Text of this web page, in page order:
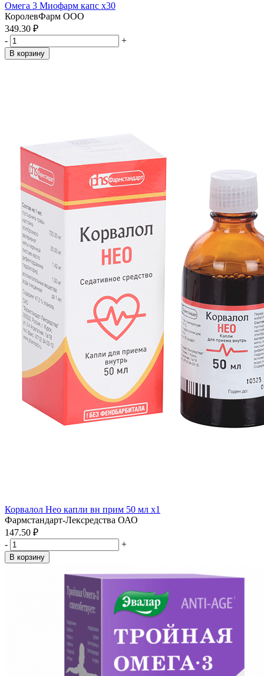
Омега 3 Миофарм капс x30
КоролевФарм ООО
349.30 ₽
-
+
В корзину
Корвалол Нео капли вн прим 50 мл x1
Фармстандарт-Лексредства ОАО
147.50 ₽
-
+
В корзину